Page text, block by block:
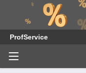
ProfService